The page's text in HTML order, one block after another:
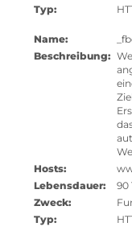
Typ:
Name:
Beschreibung:
Hosts:
Lebensdauer:
90
Zweck:
Typ: